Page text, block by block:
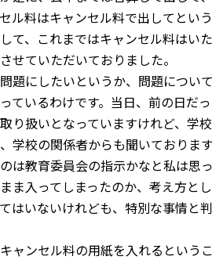
ル料はキャンセル料で出してとい
て、これまではキャンセル料はい
せていただいておりました。
題にしたいというか、問題につい
ているわけです。当日、前の日だ
り扱いとなっていますけれど、学
学校の関係者からも聞いております
は教育委員会の指示かなと私は思
ま入ってしまったのか、考え方と
はいないけれども、特別な事情と
ャンセル料の用紙を入れるという